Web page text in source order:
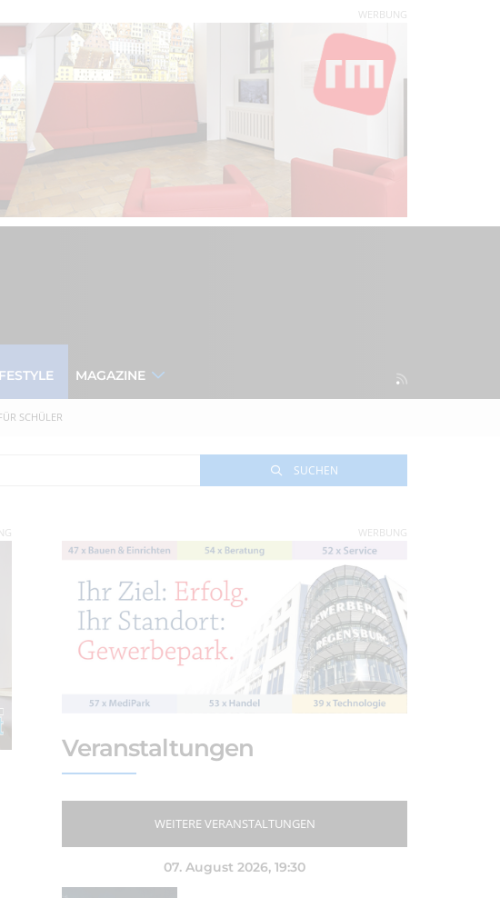
WERBUNG
MAGAZINE
SCHÜLER
SUCHEN
WERBUNG
Veranstaltungen
WEITERE VERANSTALTUNGEN
07. August 2026, 19:30